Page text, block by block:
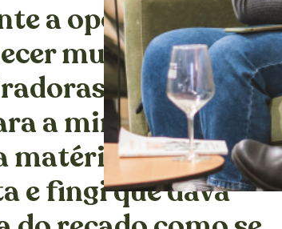
a oportunidade
mulheres
decidi
a minha
matéria. Fiz-me de
e fingi que dava